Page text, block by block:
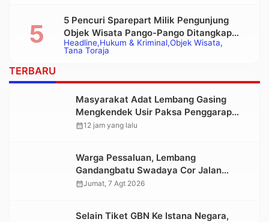
Headline Hukum & Kriminal Objek Wisata
Tana Toraja
5 Pencuri Sparepart Milik Pengunjung
Objek Wisata Pango-Pango Ditangkap
Polisi
TERBARU
Masyarakat Adat Lembang Gasing
Mengkendek Usir Paksa Penggarap
yang Rusak Kawasan Hutan
calendar_month12 jam yang lalu
Warga Pessaluan, Lembang
Gandangbatu Swadaya Cor Jalan
Kabupaten
calendar_monthJumat, 7 Agt 2026
Selain Tiket GBN Ke Istana Negara,